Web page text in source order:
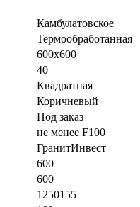
Камбулатовское
Термообработанная
600х600
40
Квадратная
Коричневый
Под заказ
не менее F100
ГранитИнвест
600
600
1250155